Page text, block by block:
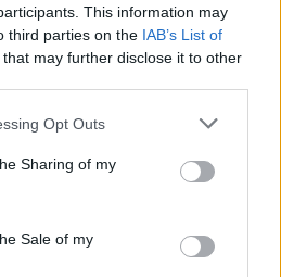
This information may
third parties on the IAB’s List of
that may further disclose it to other
Opt Outs
Sharing of my
Sale of my
informarvi in modo puntuale.
palio legnano legnano